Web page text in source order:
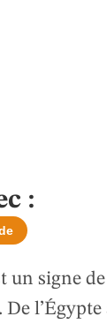
:
un signe
l’Égypte